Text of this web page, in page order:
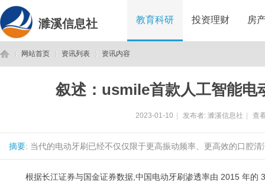
濉溪信息社 教育科研 投资理财 房
网站首页 资讯列表 资讯内容
叙述：usmile首款人工智能电
2023-01-10 发布者: 濉溪信息社 查
摘要: 当代的电动牙刷已经不仅仅限于更高振动频率、更高效的口腔
根据长江证券与国金证券数据,中国电动牙刷渗透率由 2015 年的